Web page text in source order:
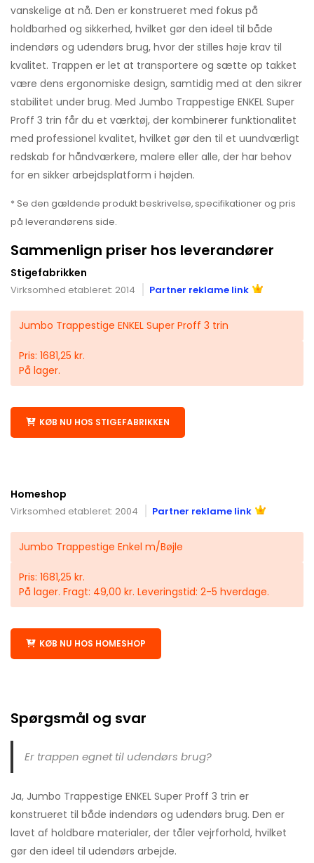
vanskelige at nå. Den er konstrueret med fokus på
holdbarhed og sikkerhed, hvilket gør den ideel til både
indendørs og udendørs brug, hvor der stilles høje krav til
kvalitet. Trappen er let at transportere og sætte op takket
være dens ergonomiske design, samtidig med at den sikrer
stabilitet under brug. Med Jumbo Trappestige ENKEL Super
Proff 3 trin får du et værktøj, der kombinerer funktionalitet
med professionel kvalitet, hvilket gør den til et uundværligt
redskab for håndværkere, malere eller alle, der har behov
for en sikker arbejdsplatform i højden.
* Se den gældende produkt beskrivelse, specifikationer og pris
på leverandørens side.
Sammenlign priser hos leverandører
Stigefabrikken
Virksomhed etableret: 2014 Partner reklame link
Jumbo Trappestige ENKEL Super Proff 3 trin
Pris: 1681,25 kr.
På lager.
KØB NU HOS STIGEFABRIKKEN
Homeshop
Virksomhed etableret: 2004 Partner reklame link
Jumbo Trappestige Enkel m/Bøjle
Pris: 1681,25 kr.
På lager. Fragt: 49,00 kr. Leveringstid: 2-5 hverdage.
KØB NU HOS HOMESHOP
Spørgsmål og svar
Er trappen egnet til udendørs brug?
Ja, Jumbo Trappestige ENKEL Super Proff 3 trin er
konstrueret til både indendørs og udendørs brug. Den er
lavet af holdbare materialer, der tåler vejrforhold, hvilket
gør den ideel til udendørs arbejde.